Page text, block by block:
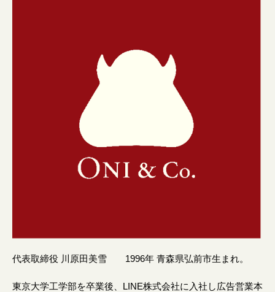
代表取締役 川原田美雪 1996年 青森県弘前市生まれ。
東京大学工学部を卒業後、LINE株式会社に入社し広告営業本